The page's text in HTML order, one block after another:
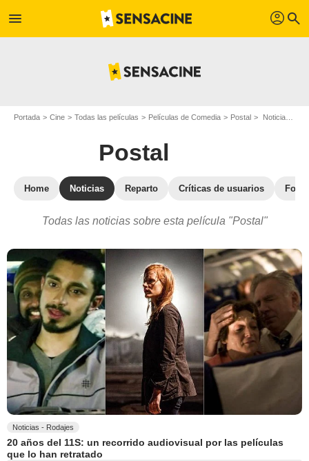
menu profil search
Portada Cine Todas las películas Películas de Comedia Postal Noticias para Postal
Postal
Home Noticias Reparto Críticas de usuarios Fotos
Todas las noticias sobre esta película "Postal"
Noticias - Rodajes
20 años del 11S: un recorrido audiovisual por las películas
que lo han retratado